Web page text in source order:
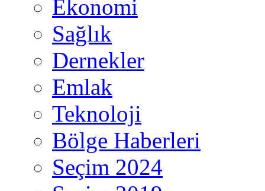
Ekonomi
Sağlık
Dernekler
Emlak
Teknoloji
Bölge Haberleri
Seçim 2024